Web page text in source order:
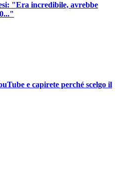
"Era incredibile, avrebbe
e capirete perché scelgo il